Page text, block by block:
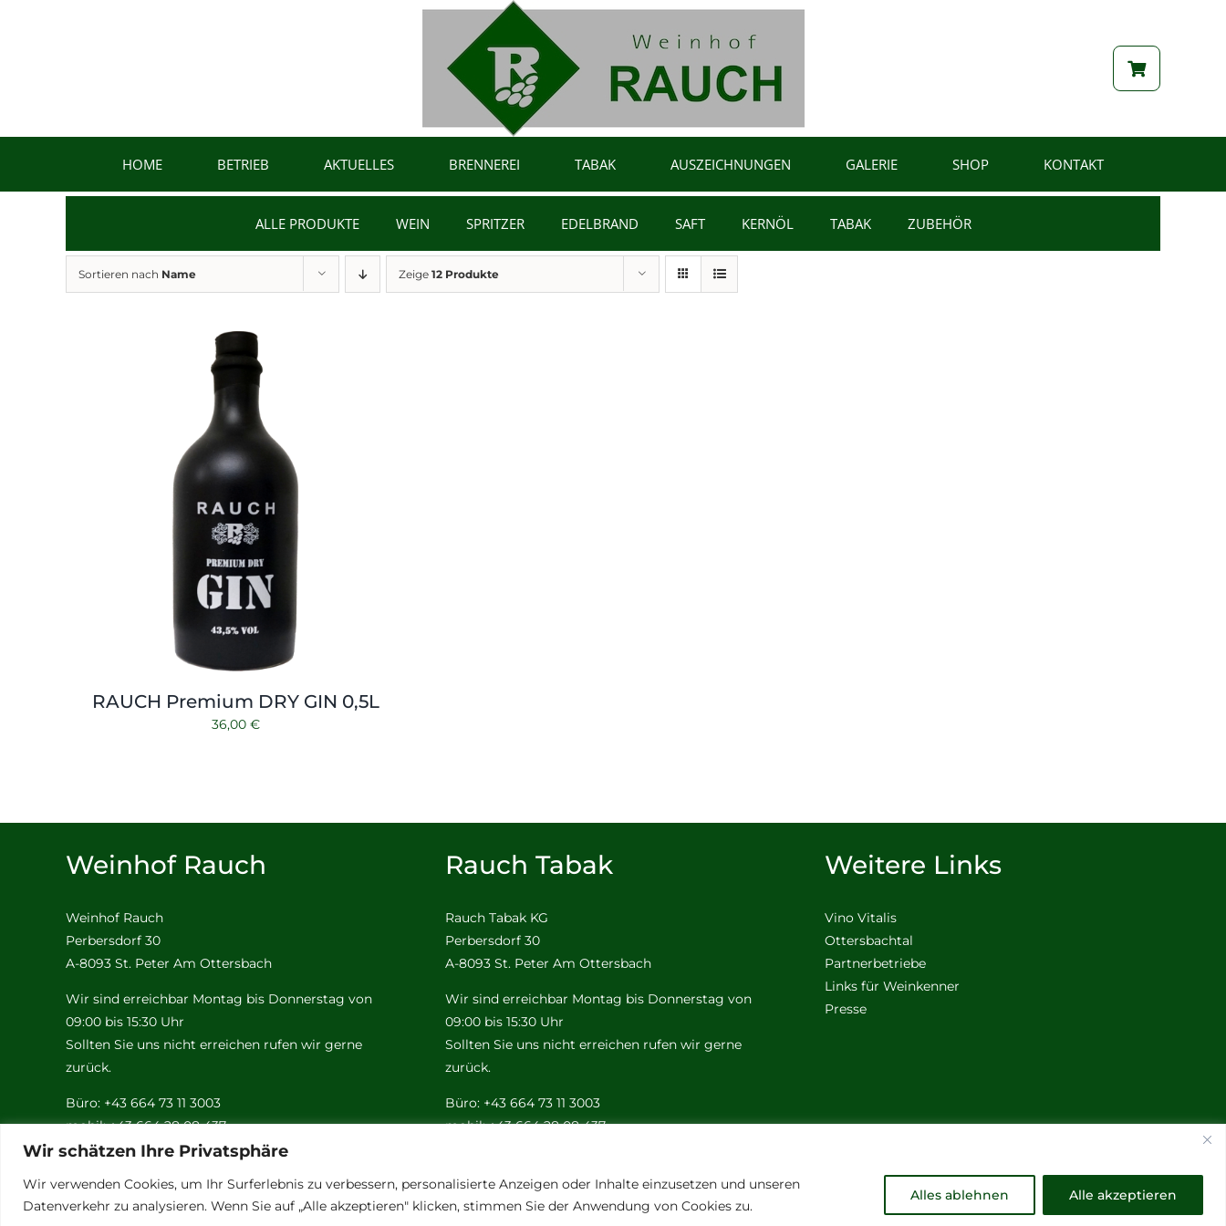
Wir schätzen Ihre Privatsphäre
Wir verwenden Cookies, um Ihr Surferlebnis zu verbessern, personalisierte Anzeigen oder Inhalte einzusetzen und unseren
Datenverkehr zu analysieren. Wenn Sie auf „Alle akzeptieren" klicken, stimmen Sie der Anwendung von Cookies zu.
Alles ablehnen Alle akzeptieren
HOME BETRIEB AKTUELLES BRENNEREI TABAK AUSZEICHNUNGEN GALERIE SHOP KONTAKT
ALLE PRODUKTE WEIN SPRITZER EDELBRAND SAFT KERNÖL TABAK ZUBEHÖR
Sortieren nach Name Zeige 12 Produkte
RAUCH Premium DRY GIN 0,5L
36,00€
Weinhof Rauch
Weinhof Rauch
Perbersdorf 30
A-8093 St. Peter Am Ottersbach
Wir sind erreichbar Montag bis Donnerstag von
09:00 bis 15:30 Uhr
Sollten Sie uns nicht erreichen rufen wir gerne
zurück.
Büro: +43 664 73 11 3003
mobil: +43 664 28 08 437
Email:rauch@weinhof-rauch.at
Rauch Tabak
Rauch Tabak KG
Perbersdorf 30
A-8093 St. Peter Am Ottersbach
Wir sind erreichbar Montag bis Donnerstag von
09:00 bis 15:30 Uhr
Sollten Sie uns nicht erreichen rufen wir gerne
zurück.
Büro: +43 664 73 11 3003
mobil: +43 664 28 08 437
Weitere Links
Vino Vitalis
Ottersbachtal
Partnerbetriebe
Links für Weinkenner
Presse
© Copyright 2012 - 2026 | All Rights Reserved